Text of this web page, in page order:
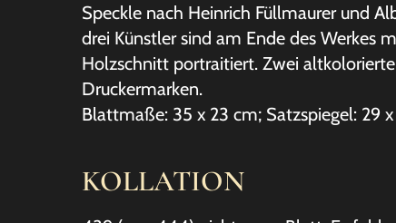
Speckle nach Heinrich Füllmaurer und
drei Künstler sind am Ende des Werkes
Holzschnitt portraitiert. Zwei
Druckermarken.
Blattmaße: 35 x 23 cm; Satzspiegel: 29 x
KOLLATION